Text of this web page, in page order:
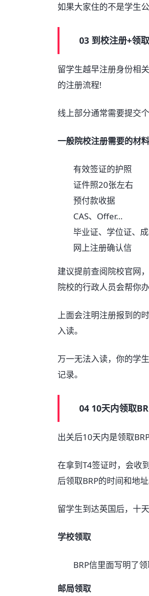
如果大家住的不是学生
03 到校注册+领
留学生越早注册身份相
的注册流程!
线上部分通常需要提交
一般院校注册需要的材料
有效签证的护照
证件照20张左右
预付款收据
CAS、Offer…
毕业证、学位证、
网上注册确认信
建议提前查阅院校官网
院校的行政人员会帮你
上面会注明注册报到的
入读。
万一无法入读，你的学
记录。
04 10天内领取
出关后10天内是领取
在拿到T4签证时，会收
后领取BRP的时间和地址
留学生到达英国后，十
学校领取
BRP信里面写明了
邮局领取